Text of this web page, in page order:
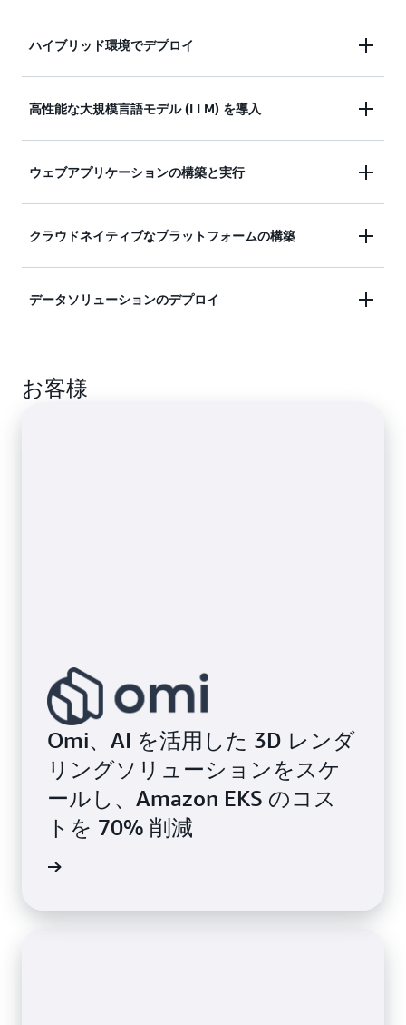
ハイブリッド環境でデプロイ
Amazon EKS を使用して、クラウド環境とオン
プレミス環境間でアプリケーションの実行方法
を統一し、モダナイゼーションのイニシアチブ
高性能な大規模言語モデル (LLM) を導入
インスタンスを含む AWS インフラストラクチャ
の機能を最大限に活用して、安全、スケーラブ
リケーションのトレーニングと推論を加速させ
ることができます。
ウェブアプリケーションの構築と実行
すぐに使えるネットワークとセキュリティの統
ン (AZ) にわたって可用性の高い設定で実行する
クラウドネイティブなプラットフォームの構築
により、開発チーム向けの標準化されたアプリ
ケーション管理環境を構築できます。
データソリューションのデプロイ
AWS マネージドサービスまたはオープンソース
ツールを使用して、スケーラブル、高性能でコ
お客様
Omi、AI を活用した 3D レンダ
リングソリューションをスケ
ールし、Amazon EKS のコス
トを 70% 削減